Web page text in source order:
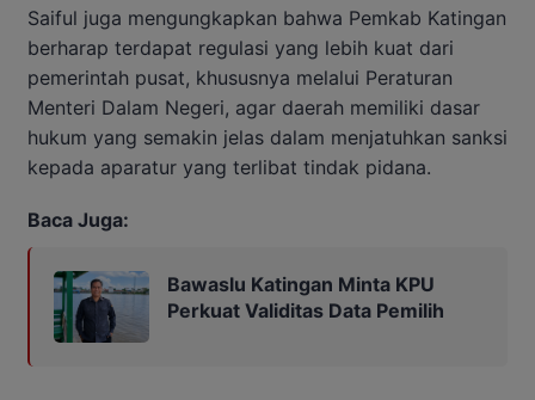
Saiful juga mengungkapkan bahwa Pemkab Katingan
berharap terdapat regulasi yang lebih kuat dari
pemerintah pusat, khususnya melalui Peraturan
Menteri Dalam Negeri, agar daerah memiliki dasar
hukum yang semakin jelas dalam menjatuhkan sanksi
kepada aparatur yang terlibat tindak pidana.
Baca Juga:
Bawaslu Katingan Minta KPU
Perkuat Validitas Data Pemilih